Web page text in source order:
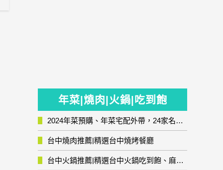
年菜|燒肉|火鍋|吃到飽
2024年菜預購、年菜宅配外帶，24家名店年菜推薦整理，圍爐輕鬆上菜團圓趣
台中燒肉推薦|精選台中燒烤餐廳
台中火鍋推薦|精選台中火鍋吃到飽、麻辣鍋、鴛鴦鍋、石頭火鍋、酸菜白肉鍋、海鮮鍋、燒酒雞、麻油雞、壽喜燒等熱門人氣火鍋店!